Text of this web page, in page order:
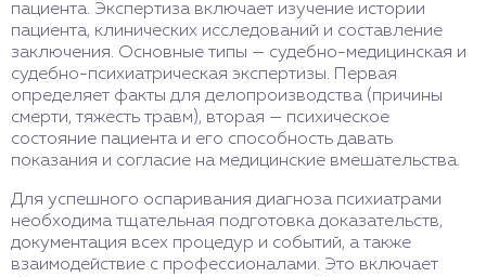
пациента. Экспертиза включает изучение истории
пациента, клинических исследований и составление
заключения. Основные типы — судебно-медицинская и
судебно-психиатрическая экспертизы. Первая
определяет факты для делопроизводства (причины
смерти, тяжесть травм), вторая — психическое
состояние пациента и его способность давать
показания и согласие на медицинские вмешательства.
Для успешного оспаривания диагноза психиатрами
необходима тщательная подготовка доказательств,
документация всех процедур и событий, а также
взаимодействие с профессионалами. Это включает